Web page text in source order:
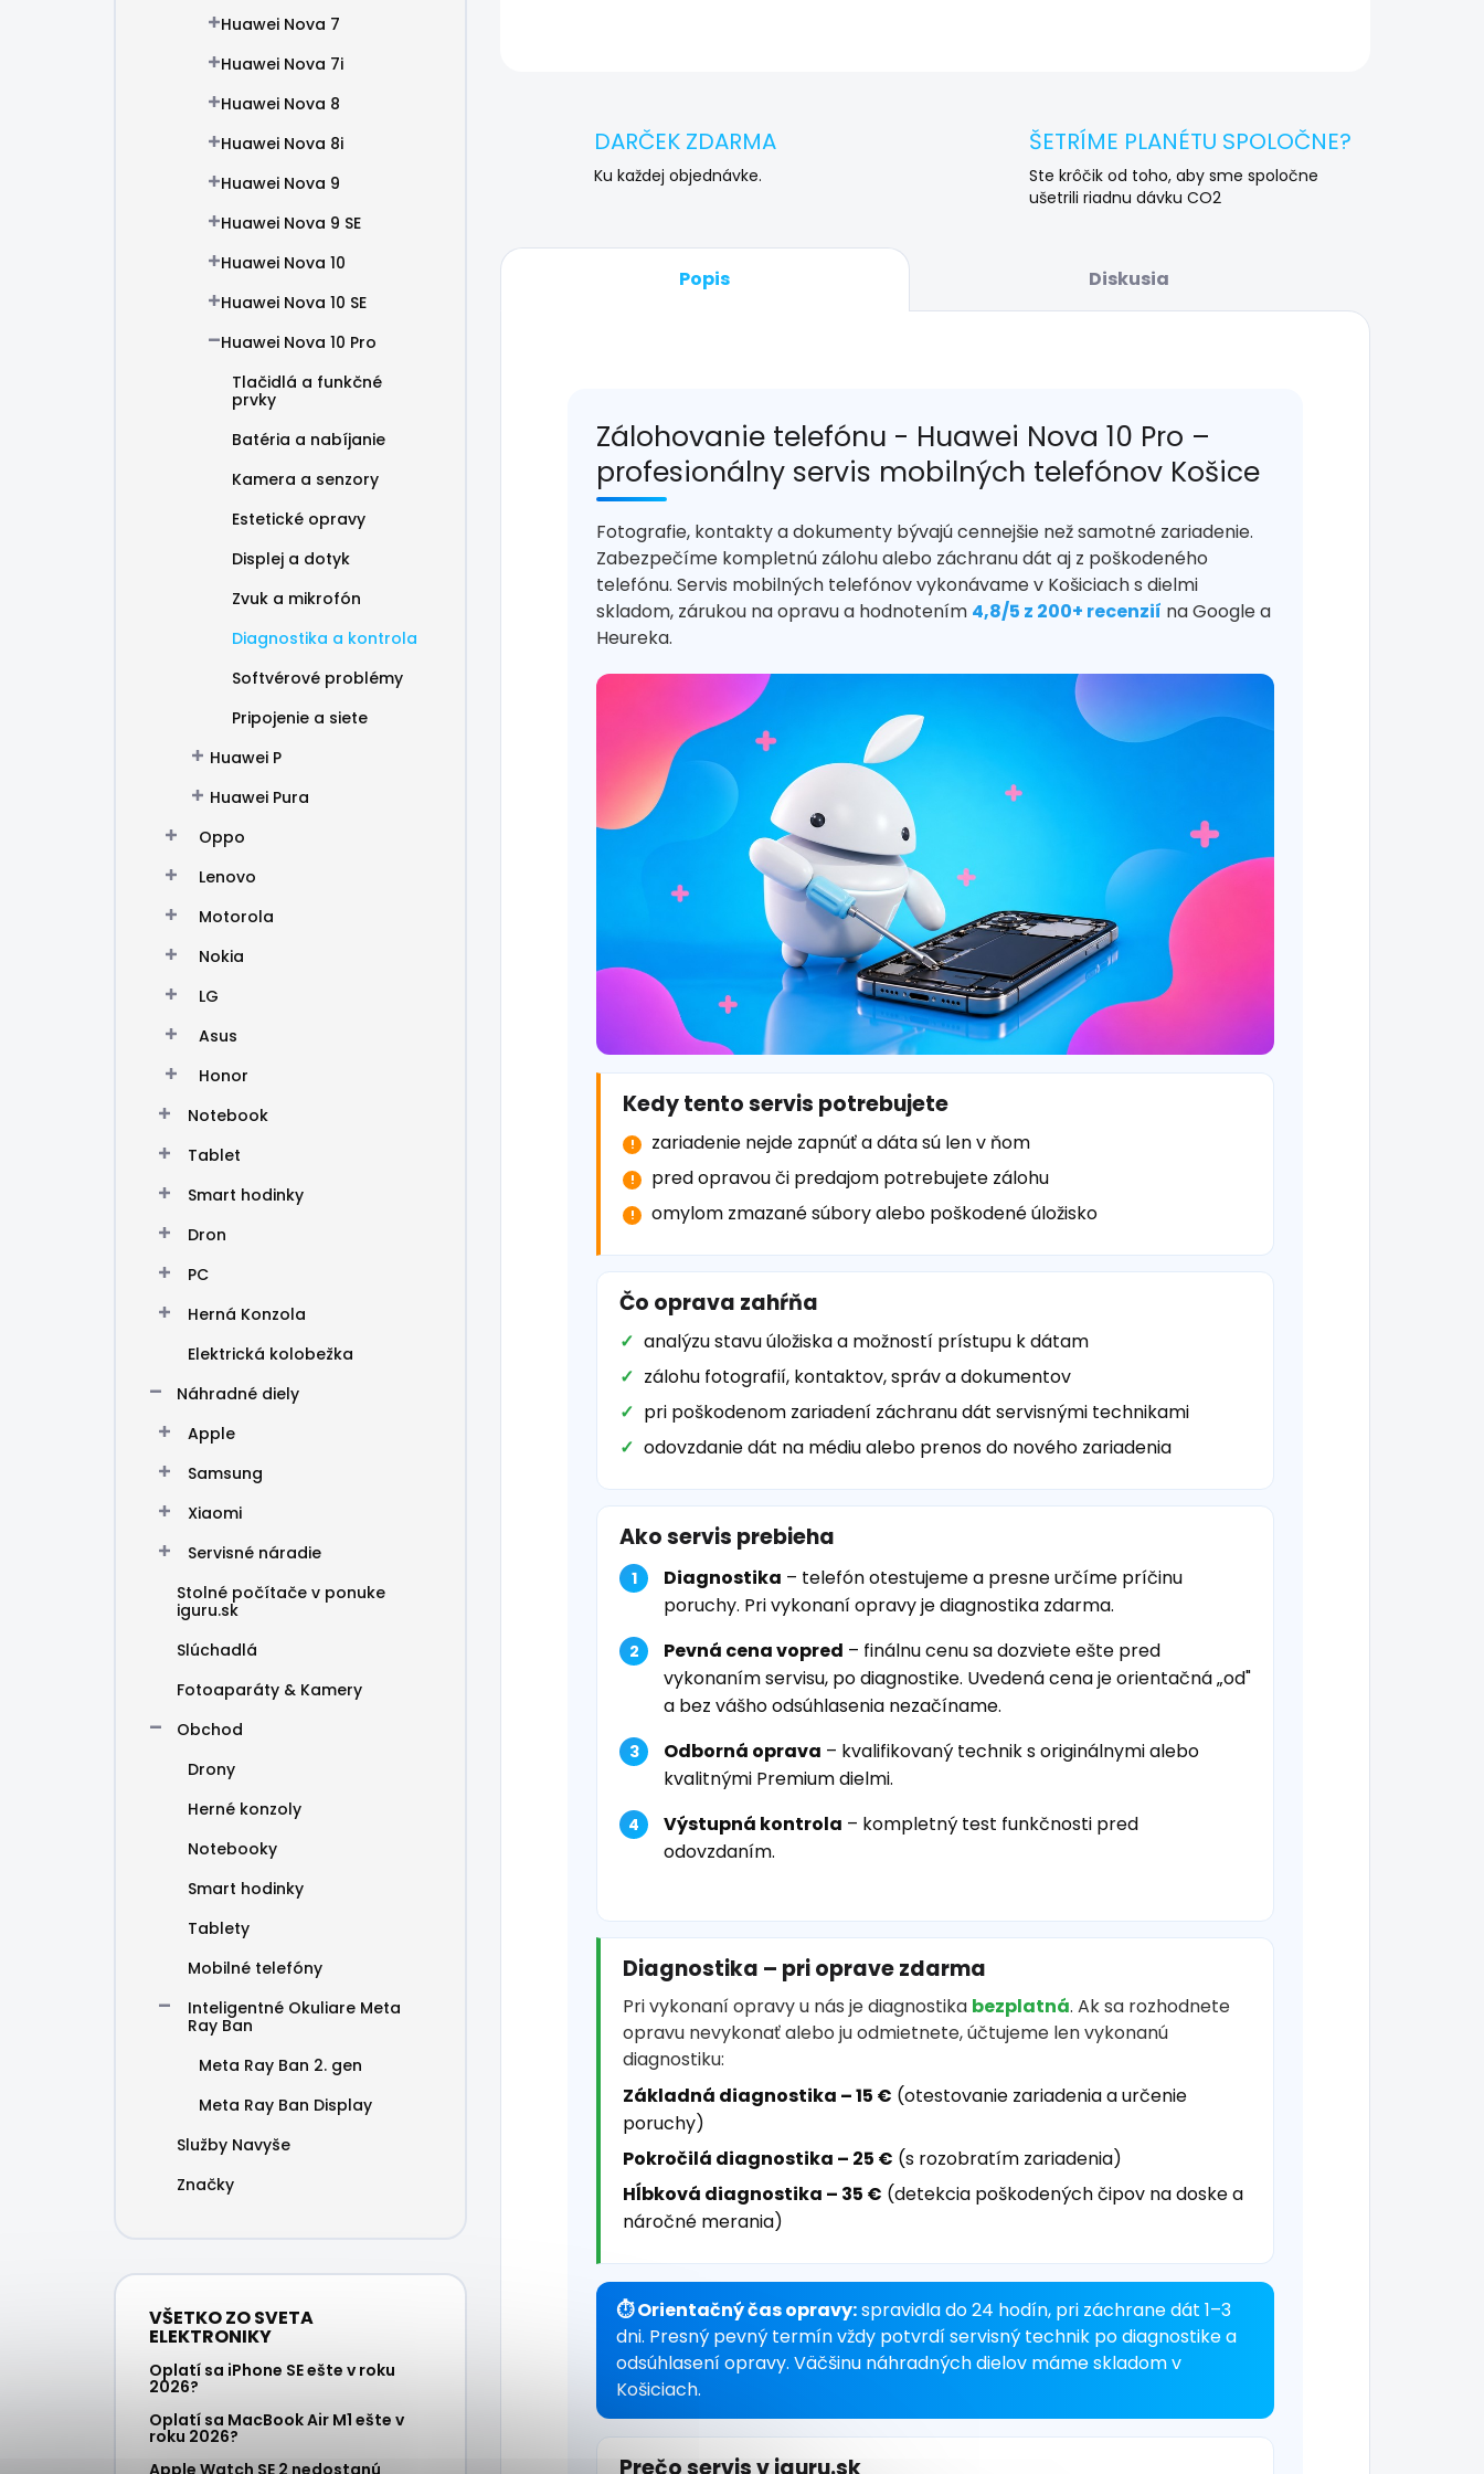
Huawei Nova 7
Huawei Nova 7i
Huawei Nova 8
Huawei Nova 8i
Huawei Nova 9
Huawei Nova 9 SE
Huawei Nova 10
Huawei Nova 10 SE
Huawei Nova 10 Pro
Tlačidlá a funkčné
prvky
Batéria a nabíjanie
Kamera a senzory
Estetické opravy
Displej a dotyk
Zvuk a mikrofón
Diagnostika a kontrola
Softvérové problémy
Pripojenie a siete
Huawei P
Huawei Pura
Oppo
Lenovo
Motorola
Nokia
LG
Asus
Honor
Notebook
Tablet
Smart hodinky
Dron
PC
Herná Konzola
Elektrická kolobežka
Náhradné diely
Apple
Samsung
Xiaomi
Servisné náradie
Stolné počítače v ponuke
iguru.sk
Slúchadlá
Fotoaparáty & Kamery
Obchod
Drony
Herné konzoly
Notebooky
Smart hodinky
Tablety
Mobilné telefóny
Inteligentné Okuliare Meta
Ray Ban
Meta Ray Ban 2. gen
Meta Ray Ban Display
Služby Navyše
Značky
VŠETKO ZO SVETA
ELEKTRONIKY
Oplatí sa iPhone SE ešte v roku
2026?
Oplatí sa MacBook Air M1 ešte v
roku 2026?
Apple Watch SE 2 nedostanú
DARČEK ZDARMA
Ku každej objednávke.
ŠETRÍME PLANÉTU SPOLOČNE?
Ste krôčik od toho, aby sme spoločne
ušetrili riadnu dávku CO2
Popis Diskusia
Zálohovanie telefónu - Huawei Nova 10 Pro –
profesionálny servis mobilných telefónov Košice
Fotografie, kontakty a dokumenty bývajú cennejšie než samotné zariadenie.
Zabezpečíme kompletnú zálohu alebo záchranu dát aj z poškodeného
telefónu. Servis mobilných telefónov vykonávame v Košiciach s dielmi
skladom, zárukou na opravu a hodnotením 4,8/5 z 200+ recenzií na Google a
Heureka.
Kedy tento servis potrebujete
zariadenie nejde zapnúť a dáta sú len v ňom
pred opravou či predajom potrebujete zálohu
omylom zmazané súbory alebo poškodené úložisko
Čo oprava zahŕňa
analýzu stavu úložiska a možností prístupu k dátam
zálohu fotografií, kontaktov, správ a dokumentov
pri poškodenom zariadení záchranu dát servisnými technikami
odovzdanie dát na médiu alebo prenos do nového zariadenia
Ako servis prebieha
Diagnostika – telefón otestujeme a presne určíme príčinu
poruchy. Pri vykonaní opravy je diagnostika zdarma.
Pevná cena vopred – finálnu cenu sa dozviete ešte pred
vykonaním servisu, po diagnostike. Uvedená cena je orientačná „od"
a bez vášho odsúhlasenia nezačíname.
Odborná oprava – kvalifikovaný technik s originálnymi alebo
kvalitnými Premium dielmi.
Výstupná kontrola – kompletný test funkčnosti pred
odovzdaním.
Diagnostika – pri oprave zdarma
Pri vykonaní opravy u nás je diagnostika bezplatná. Ak sa rozhodnete
opravu nevykonať alebo ju odmietnete, účtujeme len vykonanú
diagnostiku:
Základná diagnostika – 15 € (otestovanie zariadenia a určenie
poruchy)
Pokročilá diagnostika – 25 € (s rozobratím zariadenia)
Hĺbková diagnostika – 35 € (detekcia poškodených čipov na doske a
náročné merania)
⏱ Orientačný čas opravy:spravidla do 24 hodín, pri záchrane dát 1–3
dni. Presný pevný termín vždy potvrdí servisný technik po diagnostike a
odsúhlasení opravy. Väčšinu náhradných dielov máme skladom v
Košiciach.